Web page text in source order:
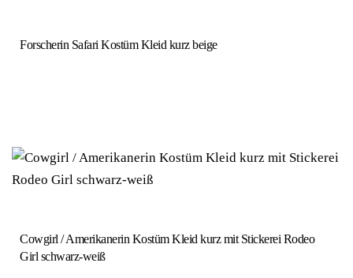
Forscherin Safari Kostüm Kleid kurz beige
Cowgirl / Amerikanerin Kostüm Kleid kurz mit Stickerei Rodeo
Girl schwarz-weiß